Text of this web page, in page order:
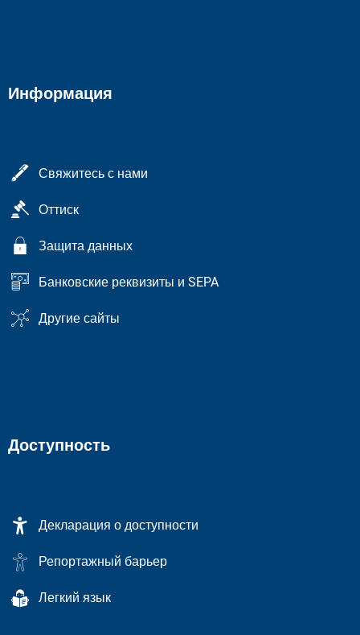
Информация
Свяжитесь с нами
Оттиск
Защита данных
Банковские реквизиты и SEPA
Другие сайты
Доступность
Декларация о доступности
Репортажный барьер
Легкий язык